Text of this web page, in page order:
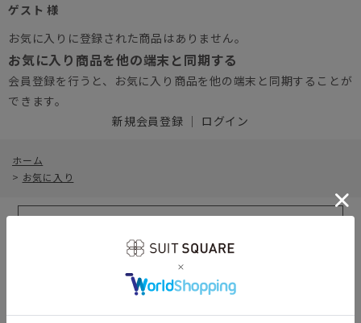
ゲスト 様
お気に入りに登録された商品はありません。
お気に入り商品を他の端末と同期する
会員登録を行うと、お気に入り商品を他の端末と同期することが
できます。
新規会員登録 ｜ ログイン
ホーム
> お気に入り